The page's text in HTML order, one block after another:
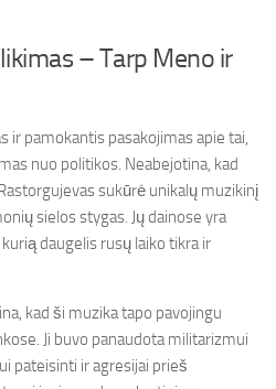
– Tarp Meno ir
ir pamokantis pasakojimas apie tai,
nuo politikos. Neabejotina, kad
sukūrė unikalų muzikinį
sielos stygas. Jų dainose yra
daugelis rusų laiko tikra ir
kad ši muzika tapo pavojingu
Ji buvo panaudota militarizmui
pateisinti ir agresijai prieš